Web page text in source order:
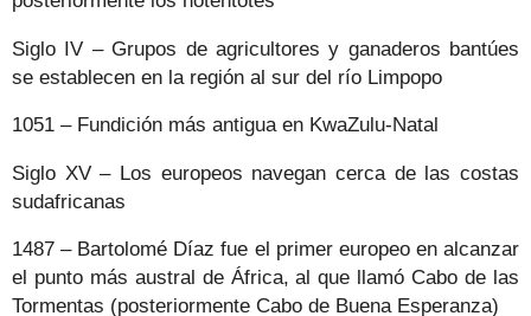
Siglo IV – Grupos de agricultores y ganaderos bantúes
se establecen en la región al sur del río Limpopo
1051 – Fundición más antigua en KwaZulu-Natal
Siglo XV – Los europeos navegan cerca de las costas
sudafricanas
1487 – Bartolomé Díaz fue el primer europeo en alcanzar
el punto más austral de África, al que llamó Cabo de las
Tormentas (posteriormente Cabo de Buena Esperanza)